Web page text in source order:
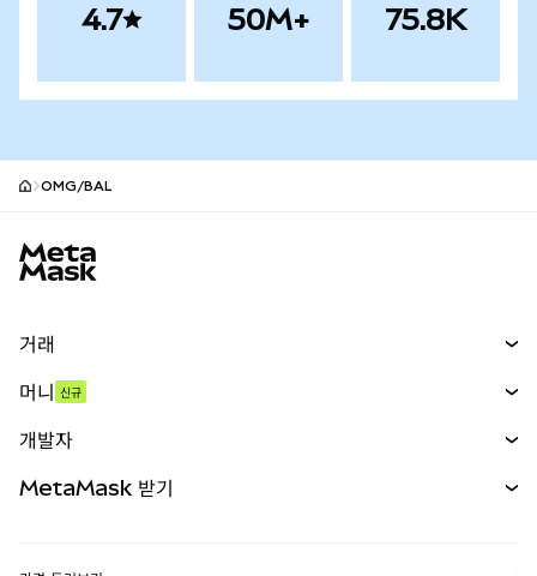
4.7 50M+ 75.8K
OMG/BAL
거래
무기한 선물
실물자산
머니 신규
개발자
MetaMask 받기